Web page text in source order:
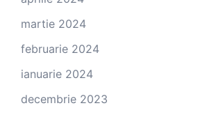
martie 2024
februarie 2024
ianuarie 2024
decembrie 2023